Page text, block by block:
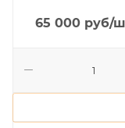
65 000 руб/